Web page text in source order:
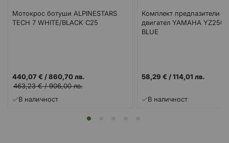
Мотокрос ботуши ALPINESTARS
TECH 7 WHITE/BLACK C25
440,07 € /860,70 лв.
463,23 €/906,00 лв.
В наличност
Комплект предпазители за
двигател YAMAHA YZ250
BLUE
58,29 € /114,01 лв.
В наличност